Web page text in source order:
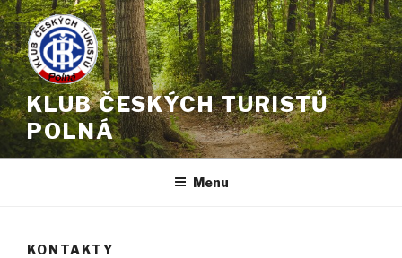
Přejít
k
obsahu
webu
KLUB ČESKÝCH TURISTŮ
POLNÁ
Menu
KONTAKTY